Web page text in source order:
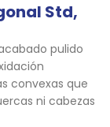
Std,
pulido
convexas que
ni cabezas